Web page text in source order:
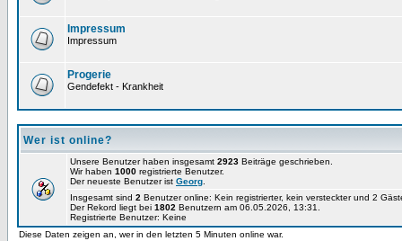
Impressum
Impressum
Progerie
Gendefekt - Krankheit
Wer ist online?
Unsere Benutzer haben insgesamt 2923 Beiträge geschrieben.
Wir haben 1000 registrierte Benutzer.
Der neueste Benutzer ist Georg
Insgesamt sind 2 Benutzer online: Kein registrierter, kein versteckter und 2
Der Rekord liegt bei 1802 Benutzern am 06.05.2026, 13:31.
Registrierte Benutzer: Keine
Diese Daten zeigen an, wer in den letzten 5 Minuten online war.